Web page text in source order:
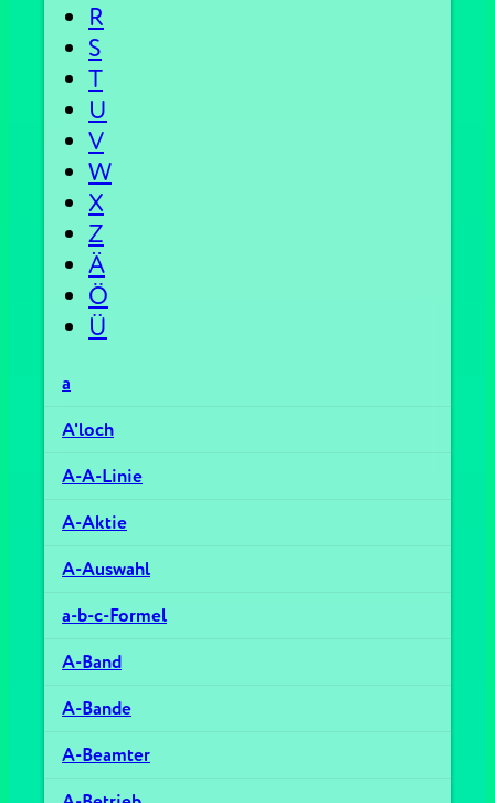
R
S
T
U
V
W
X
Z
Ä
Ö
Ü
a
A'loch
A-A-Linie
A-Aktie
A-Auswahl
a-b-c-Formel
A-Band
A-Bande
A-Beamter